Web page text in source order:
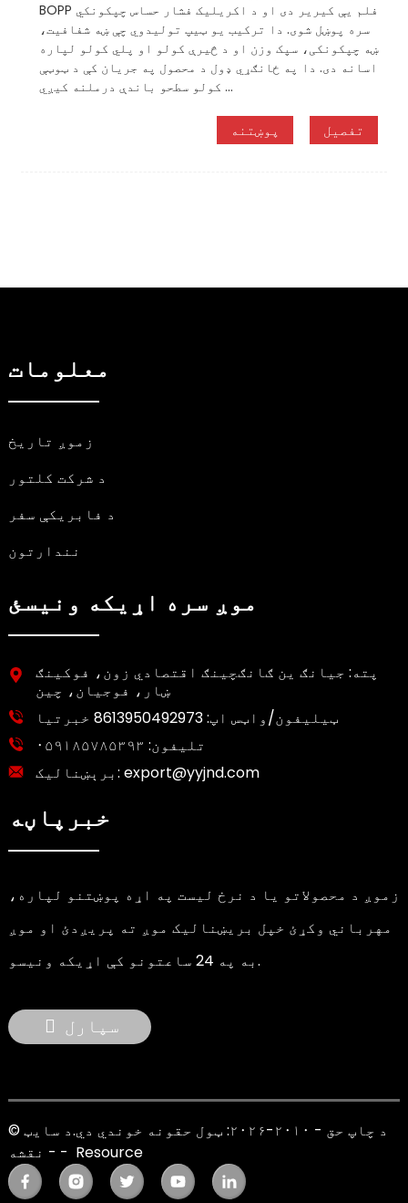
BOPP فلم یې کیریر دی او د اکریلیک فشار حساس چپکونکي
سره پوښل شوی. دا ترکیب یو ټیپ تولیدوي چې ښه شفافیت،
ښه چپکونکی، سپک وزن او د څیرې کولو او پلي کولو لپاره
اسانه دی. دا په ځانګړي ډول د محصول په جریان کې د ټوټې
کولو سطحو باندې درملنه کیږي ...
پوښتنه تفصیل
معلومات
زموږ تاریخ
د شرکت کلتور
د فابریکې سفر
نندارتون
موږ سره اړیکه ونیسئ
پته: جیانګ ین ګانګچینګ اقتصادي زون، فوکینګ
ښار، فوجیان، چین
ټیلیفون/واټس اپ:8613950492973 خبرتیا
تلیفون:
برېښنالیک: export@yyjnd.com
خبرپاڼه
زموږ د محصولاتو یا د نرخ لیست په اړه پوښتنو لپاره،
مهرباني وکړئ خپل بریښنالیک موږ ته پریږدئ او موږ
به په 24 ساعتونو کې اړیکه ونیسو.
سپارل
© د چاپ حق - ۲۰۱۰-۲۰۲۶: ټول حقونه خوندي دي.
د سایټ
نقشه - - Resource